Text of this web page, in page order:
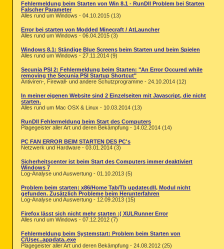
Fehlermeldung beim Starten von Win 8.1 - RunDll Problem bei Starten
Falscher Parameter
Alles rund um Windows - 04.10.2015 (13)
Error bei starten von Modded Minecraft / AtLauncher
Alles rund um Windows - 06.04.2015 (3)
Windows 8.1: Ständige Blue Screens beim Starten und beim Spielen
Alles rund um Windows - 27.11.2014 (9)
Secunia PSI 2: Fehlermeldung beim Starten: "An Error Occured while
removing the Secunia PSI Startup Shortcut"
Antiviren-, Firewall- und andere Schutzprogramme - 24.10.2014 (12)
In meiner eigenen Website sind 2 Einzelseiten mit Javascript, die nicht
starten.
Alles rund um Mac OSX & Linux - 10.03.2014 (13)
RunDll Fehlermeldung beim Start des Computers
Plagegeister aller Art und deren Bekämpfung - 14.02.2014 (14)
PC FAN ERROR BEIM STARTEN DES PC's
Netzwerk und Hardware - 03.01.2014 (3)
Sicherheitscenter ist beim Start des Computers immer deaktiviert
Windows 7
Log-Analyse und Auswertung - 01.10.2013 (5)
Problem beim starten: x86/Home Tab/Tb updater.dll, Modul nicht
gefunden. Zusätzlich Probleme beim Herunterfahren
Log-Analyse und Auswertung - 12.09.2013 (15)
Firefox lässt sich nicht mehr starten :( XULRunner Error
Alles rund um Windows - 07.12.2012 (7)
Fehlermeldung beim Systemstart: Problem beim Starten von
C/User...appdata..exe
Plagegeister aller Art und deren Bekämpfung - 24.08.2012 (25)